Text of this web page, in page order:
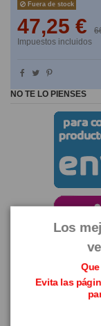
Fuera de stock
47,25 €
Impuestos incluidos
NO TE LO PIENSES
Los
Evita las